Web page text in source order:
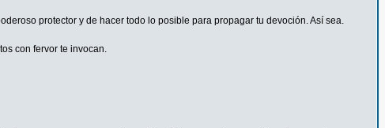
protector y de hacer todo lo posible para propagar tu devoción. Así sea.
con fervor te invocan.